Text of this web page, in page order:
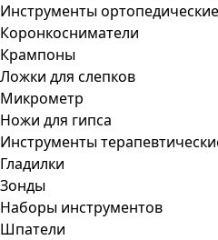
Инструменты ортопедические
Коронкосниматели
Крампоны
Ложки для слепков
Микрометр
Ножи для гипса
Инструменты
Гладилки
Зонды
Наборы инструментов
Шпатели